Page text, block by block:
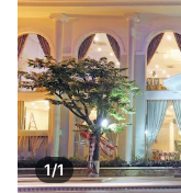
1/1